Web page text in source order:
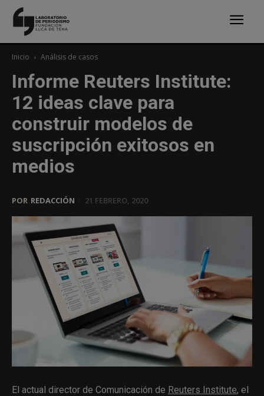
Inicio Análisis de casos
Informe Reuters Institute:
12 ideas clave para
construir modelos de
suscripción exitosos en
medios
POR REDACCIÓN 21 FEBRERO, 2020
El actual director de Comunicación de Reuters Institute, el